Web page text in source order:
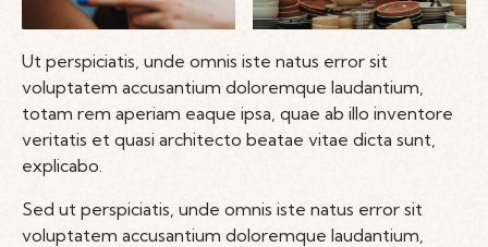
Ut perspiciatis, unde omnis iste natus error sit
voluptatem accusantium doloremque laudantium,
totam rem aperiam eaque ipsa, quae ab illo inventore
veritatis et quasi architecto beatae vitae dicta sunt,
explicabo.
Sed ut perspiciatis, unde omnis iste natus error sit
voluptatem accusantium doloremque laudantium,